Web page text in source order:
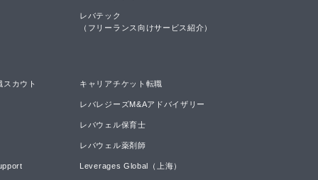
レバテック
（フリーランス向けサービス紹介）
カウト キャリアチケット転職
レバレジーズM&Aアドバイザリー
レバウェル保育士
レバウェル薬剤師
Leverages Global（上海）